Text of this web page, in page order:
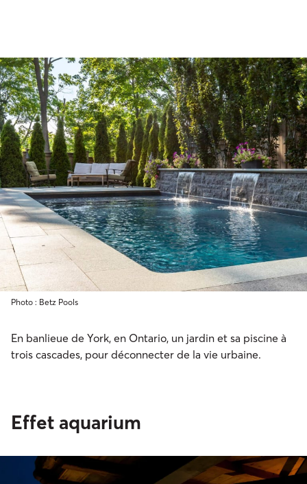
Photo : Betz Pools
En banlieue de York, en Ontario, un jardin et sa piscine à
trois cascades, pour déconnecter de la vie urbaine.
Effet aquarium